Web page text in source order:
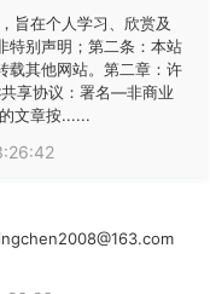
旨在个人学习、欣赏及
特别声明；第二条：本站
载其他网站。第二章：许
享协议：署名—非商业
文章按......